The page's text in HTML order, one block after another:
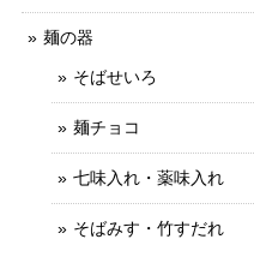
麺の器
そばせいろ
麺チョコ
七味入れ・薬味入れ
そばみす・竹すだれ